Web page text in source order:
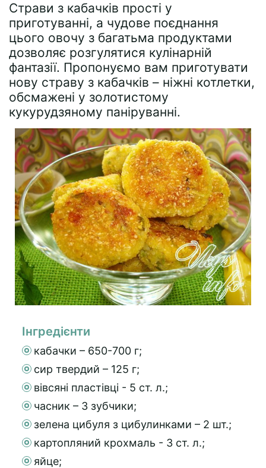
Страви з кабачків прості у
приготуванні, а чудове поєднання
цього овочу з багатьма продуктами
дозволяє розгулятися кулінарній
фантазії. Пропонуємо вам приготувати
нову страву з кабачків – ніжні котлетки,
обсмажені у золотистому
кукурудзяному паніруванні.
Інгредієнти
кабачки – 650-700 г;
сир твердий – 125 г;
вівсяні пластівці - 5 ст. л.;
часник – 3 зубчики;
зелена цибуля з цибулинками – 2 шт.;
картопляний крохмаль - 3 ст. л.;
яйце;